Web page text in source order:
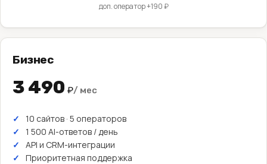
доп. оператор +190 ₽
Бизнес
3 490 ₽/ мес
10 сайтов · 5 операторов
1 500 AI-ответов / день
API и CRM-интеграции
Приоритетная поддержка